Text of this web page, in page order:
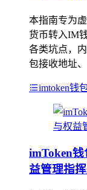
本指南专为
货币转入IM
各类坑点，
包接收地址
imtoken钱
imToken
益管理指